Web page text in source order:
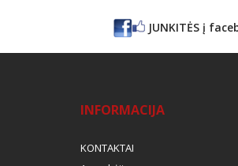
JUNKITĖS į
INFORMACIJA
KONTAKTAI